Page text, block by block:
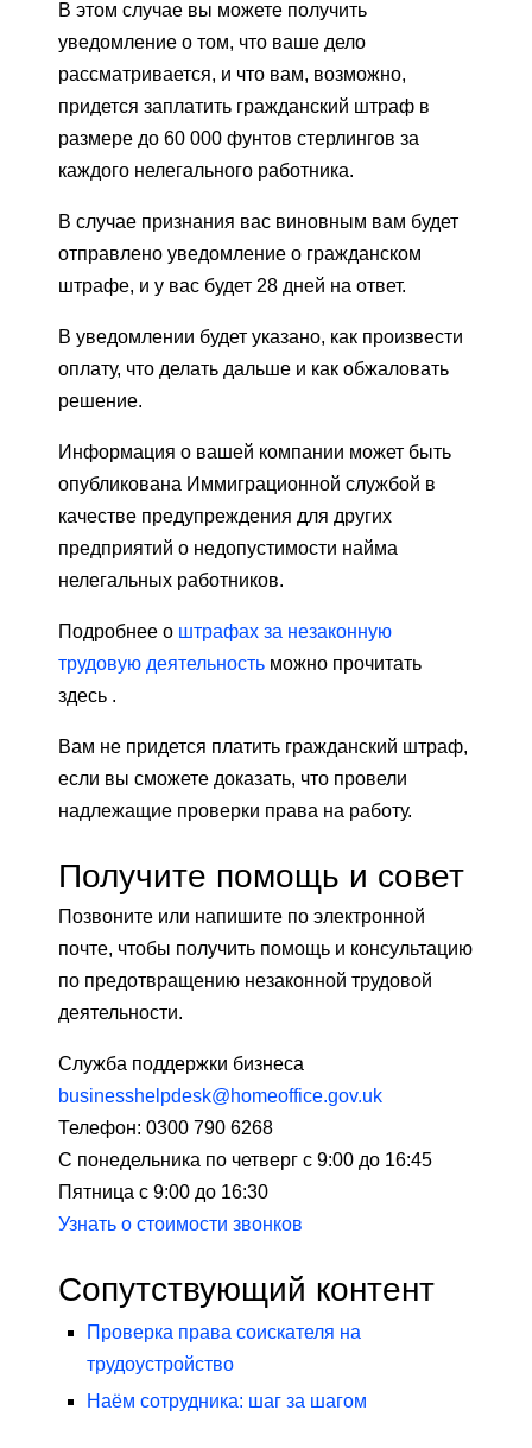
В этом случае вы можете получить
уведомление о том, что ваше дело
рассматривается, и что вам, возможно,
придется заплатить гражданский штраф в
размере до 60 000 фунтов стерлингов за
каждого нелегального работника.
В случае признания вас виновным вам будет
отправлено уведомление о гражданском
штрафе, и у вас будет 28 дней на ответ.
В уведомлении будет указано, как произвести
оплату, что делать дальше и как обжаловать
решение.
Информация о вашей компании может быть
опубликована Иммиграционной службой в
качестве предупреждения для других
предприятий о недопустимости найма
нелегальных работников.
Подробнее о штрафах за незаконную
трудовую деятельность можно прочитать
здесь .
Вам не придется платить гражданский штраф,
если вы сможете доказать, что провели
надлежащие проверки права на работу.
Получите помощь и совет
Позвоните или напишите по электронной
почте, чтобы получить помощь и консультацию
по предотвращению незаконной трудовой
деятельности.
Служба поддержки бизнеса
businesshelpdesk@homeoffice.gov.uk
Телефон: 0300 790 6268
С понедельника по четверг с 9:00 до 16:45
Пятница с 9:00 до 16:30
Узнать о стоимости звонков
Сопутствующий контент
Проверка права соискателя на
трудоустройство
Наём сотрудника: шаг за шагом